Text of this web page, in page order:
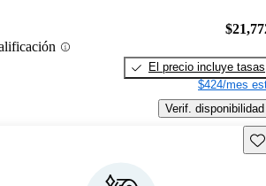
El precio incluye tasas
$424/mes
Verif. disponibilidad
Aviso